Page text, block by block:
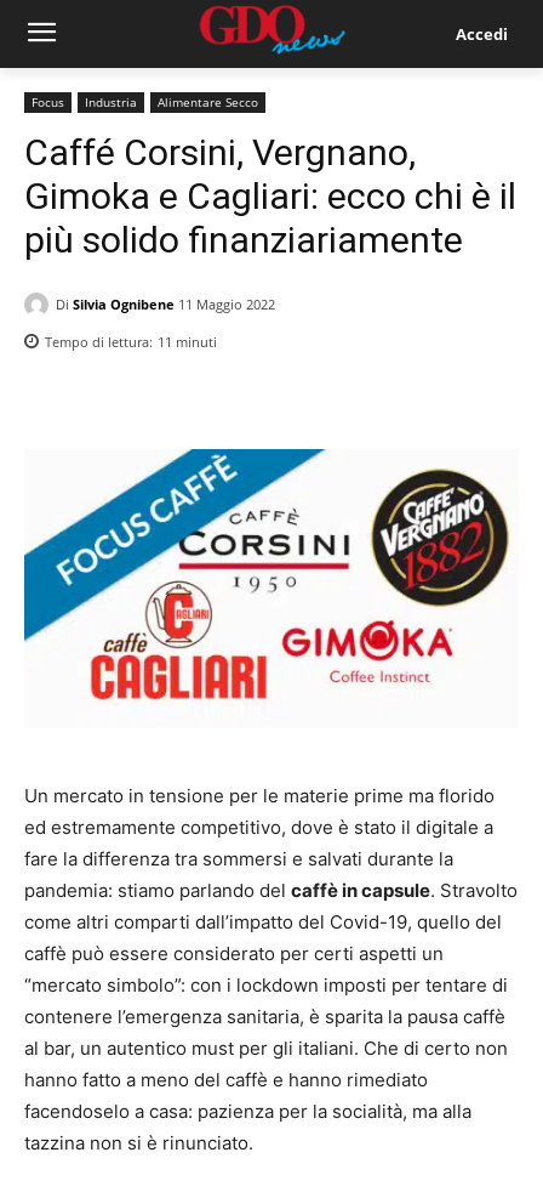
Accedi
Focus Industria Alimentare Secco
Caffé Corsini, Vergnano,
Gimoka e Cagliari: ecco chi è il
più solido finanziariamente
Di Silvia Ognibene 11 Maggio 2022
Tempo di lettura: 11 minuti
Un mercato in tensione per le materie prime ma florido
ed estremamente competitivo, dove è stato il digitale a
fare la differenza tra sommersi e salvati durante la
pandemia: stiamo parlando del caffè in capsule. Stravolto
come altri comparti dall’impatto del Covid-19, quello del
caffè può essere considerato per certi aspetti un
“mercato simbolo”: con i lockdown imposti per tentare di
contenere l’emergenza sanitaria, è sparita la pausa caffè
al bar, un autentico must per gli italiani. Che di certo non
hanno fatto a meno del caffè e hanno rimediato
facendoselo a casa: pazienza per la socialità, ma alla
tazzina non si è rinunciato.